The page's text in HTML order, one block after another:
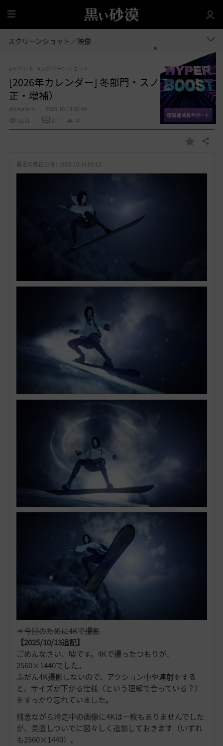
全
体
スクリーンショット／映像
#イベント #スクリーンショット
[2026年カレンダー] 冬部門・スノボ編（＊修
正・増補）
dismalorb
2025.10.13 00:49
1271
2 4
お 共有する
最近の修正日時 : 2025.10.14 01:12
＊今回のために4Kで撮影
【2025/10/13追記】
ごめんなさい、嘘です。4Kで撮ったつもりが、
2560×1440でした。
ふだん4K撮影しないので、アクション中や連射をする
と、サイズが下がる仕様（という理解で合っている？）
をすっかり忘れていました。
残念ながら滑走中の画像に4Kは一枚もありませんでした
が、見直しついでに図々しく追加しておきます（いずれ
も2560×1440）。